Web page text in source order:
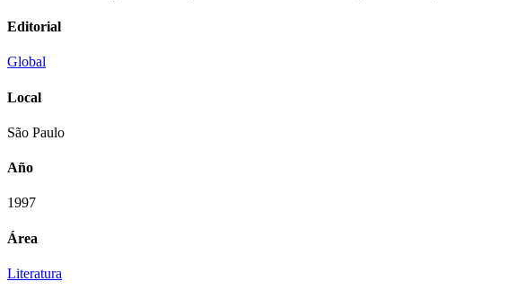
Editorial
Global
Local
São Paulo
Año
1997
Área
Literatura